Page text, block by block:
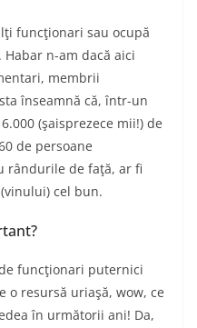
funcţionari sau ocupă
n-am dacă aici
membrii
înseamnă că, într-un
(şaisprezece mii!) de
de persoane
rândurile de faţă, ar fi
cel bun.
funcţionari puternici
o resursă uriaşă, wow, ce
în următorii ani! Da,